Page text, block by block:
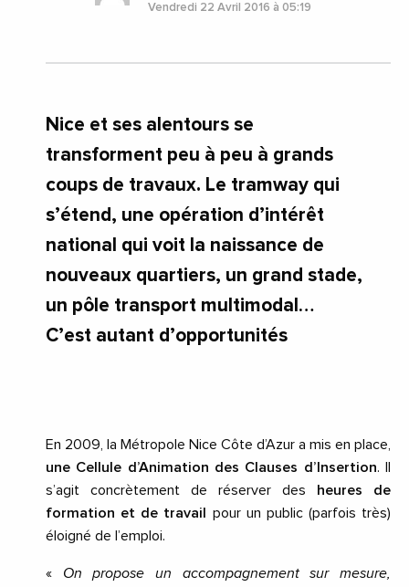
Vendredi 22 Avril 2016 à 05:19
Nice et ses alentours se
transforment peu à peu à grands
coups de travaux. Le tramway qui
s’étend, une opération d’intérêt
national qui voit la naissance de
nouveaux quartiers, un grand stade,
un pôle transport multimodal…
C’est autant d’opportunités
En 2009, la Métropole Nice Côte d’Azur a mis en place,
une Cellule d’Animation des Clauses d’Insertion. Il
s’agit concrètement de réserver des
heures de
formation et de travail pour un public (parfois très)
éloigné de l’emploi.
« On propose un accompagnement sur mesure,